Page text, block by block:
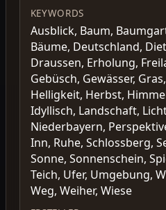
KEYWORDS
Ausblick, Baum,
Bäume, Deutschland,
Draussen, Erholung,
Gebüsch, Gewässer,
Helligkeit, Herbst,
Idyllisch, Landschaft,
Niederbayern,
Inn, Ruhe, Schlossberg,
Sonne, Sonnenschein,
Teich, Ufer, Umgebung,
Weg, Weiher, Wiese